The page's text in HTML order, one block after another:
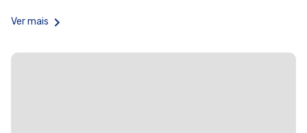
Ver mais